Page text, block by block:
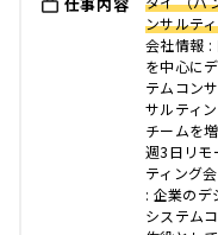
ンサルテ
会社情報 :
を中心に
テムコン
サルティ
チームを
週3日リモ
ティング
: 企業のデ
システム